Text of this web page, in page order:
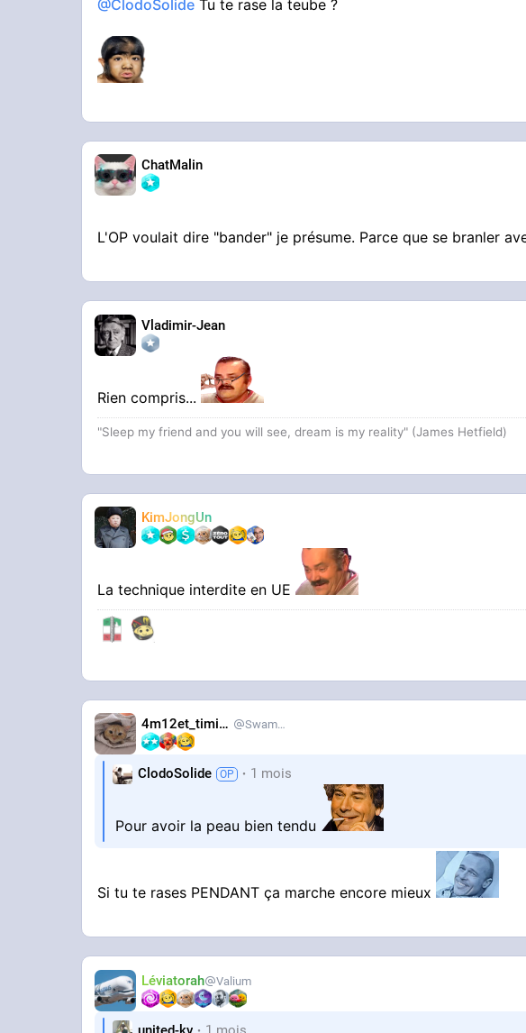
@ClodoSolide Tu te rase la teube ?
ChatMalin
L'OP voulait dire "bander" je présume. Parce que se branler
Vladimir-Jean
Rien compris...
"Sleep my friend and you will see, dream is my reality" (James Hetfield)
KimJongUn
La technique interdite en UE
4m12et_timide SwampDrainer
ClodoSolide 1 mois
Pour avoir la peau bien tendu
Si tu te rases PENDANT ça marche encore mieux
Léviatorah Valium